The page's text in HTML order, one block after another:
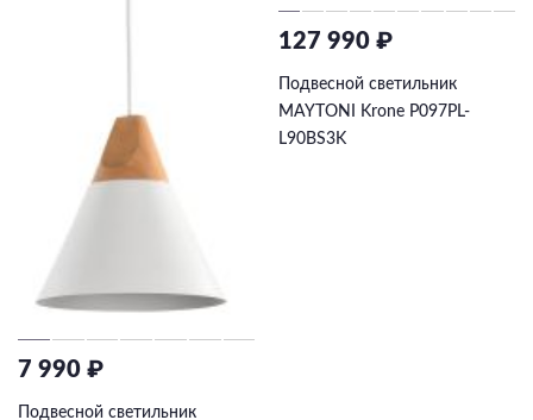
7 990 ₽
Подвесной светильник
127 990 ₽
Подвесной светильник
MAYTONI Krone P097PL-
L90BS3K